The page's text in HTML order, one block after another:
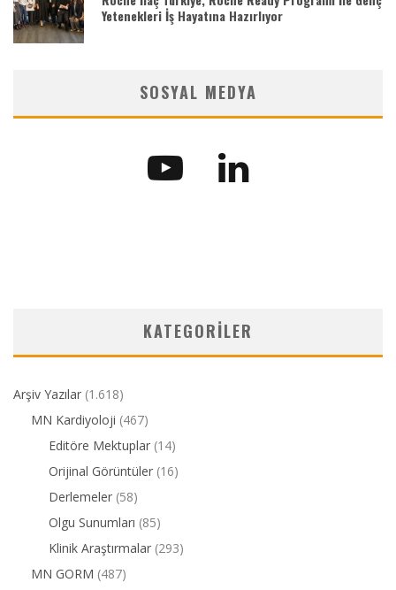
Yetenekleri İş Hayatına Hazırlıyor
SOSYAL MEDYA
KATEGORILER
Arşiv Yazılar (1.618)
MN Kardiyoloji (467)
Editöre Mektuplar (14)
Orijinal Görüntüler (16)
Derlemeler (58)
Olgu Sunumları (85)
Klinik Araştırmalar (293)
MN GORM (487)